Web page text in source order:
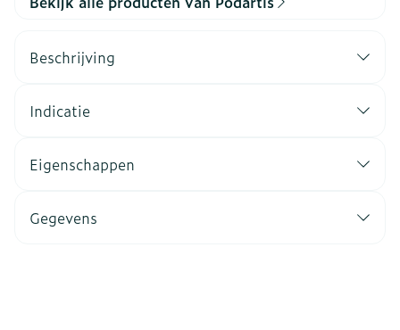
Beschrijving
Indicatie
Eigenschappen
Gegevens